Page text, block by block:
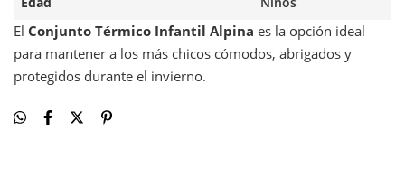
El Conjunto Térmico Infantil Alpina es la opción ideal
para mantener a los más chicos cómodos, abrigados y
protegidos durante el invierno.